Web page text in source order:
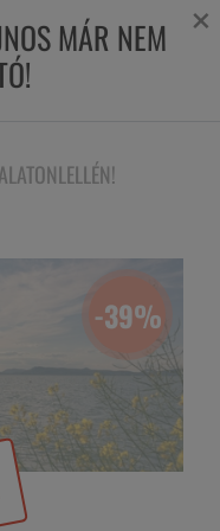
MÁR NEM ×
-39%